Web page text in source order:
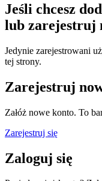
Jeśli chcesz
lub zarejestruj
Jedynie zarejestrowani
tej strony.
Zarejestruj
Załóż nowe konto. To
Zarejestruj się
Zaloguj się